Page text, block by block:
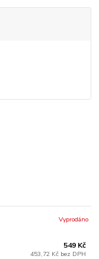
549 Kč
453,72 Kč bez DPH
Vyprodáno